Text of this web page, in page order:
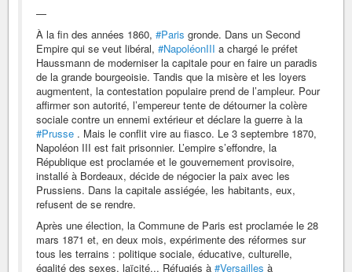
—
À la fin des années 1860, #Paris gronde. Dans un Second
Empire qui se veut libéral, #NapoléonIII a chargé le préfet
Haussmann de moderniser la capitale pour en faire un paradis
de la grande bourgeoisie. Tandis que la misère et les loyers
augmentent, la contestation populaire prend de l’ampleur. Pour
affirmer son autorité, l’empereur tente de détourner la colère
sociale contre un ennemi extérieur et déclare la guerre à la
#Prusse . Mais le conflit vire au fiasco. Le 3 septembre 1870,
Napoléon III est fait prisonnier. L’empire s’effondre, la
République est proclamée et le gouvernement provisoire,
installé à Bordeaux, décide de négocier la paix avec les
Prussiens. Dans la capitale assiégée, les habitants, eux,
refusent de se rendre.
Après une élection, la Commune de Paris est proclamée le 28
mars 1871 et, en deux mois, expérimente des réformes sur
tous les terrains : politique sociale, éducative, culturelle,
égalité des sexes, laïcité... Réfugiés à #Versailles à